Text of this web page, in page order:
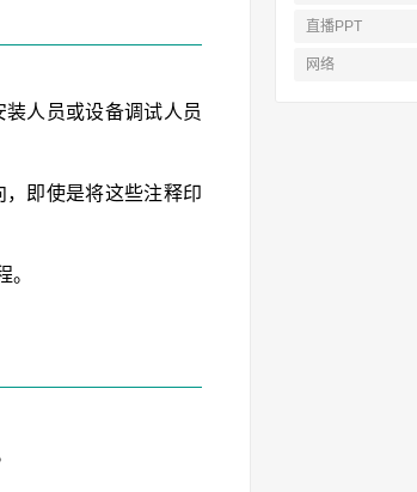
人员或设备调试人员
即使是将这些注释印
直播PPT
网络